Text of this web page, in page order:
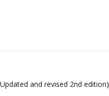
and revised 2nd edition)